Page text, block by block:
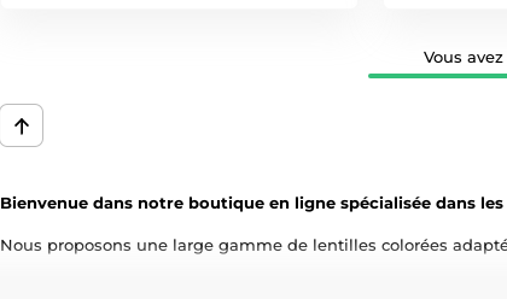
Vous
Bienvenue dans notre boutique en ligne spécialisée dans
Nous proposons une large gamme de lentilles colorées